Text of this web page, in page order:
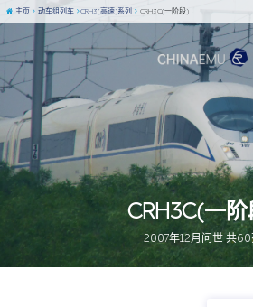
CRH3C(一
2007年12月问世 共60
主页 动车组列车 CRH3(高速)系列 CRH3C(一阶段)